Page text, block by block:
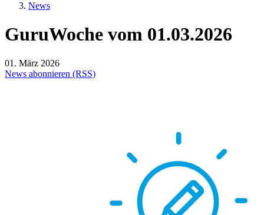
News
GuruWoche vom 01.03.2026
01. März 2026
News abonnieren (RSS)